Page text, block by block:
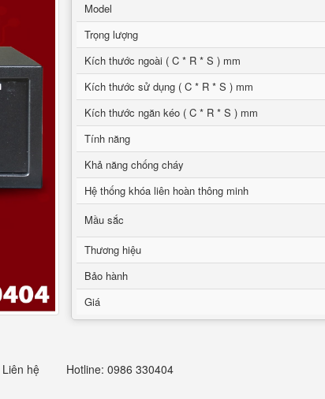
Model
Trọng lượng
Kích thước ngoài ( C * R * S ) mm
Kích thước sử dụng ( C * R * S ) mm
Kích thước ngăn kéo ( C * R * S ) mm
Tính năng
Khả năng chống cháy
Hệ thống khóa liên hoàn thông minh
Mầu sắc
Thương hiệu
Bảo hành
Giá
Liên hệ Hotline: 0986 330404